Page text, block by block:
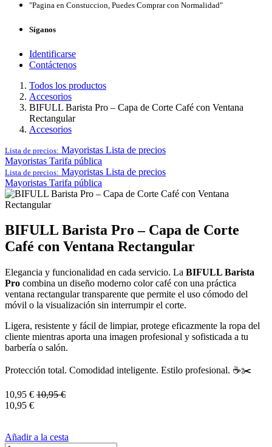
"Pagina en Constuccion, Puedes Comprar con Normalidad"
Síganos
Identificarse
Contáctenos
Todos los productos
Accesorios
BIFULL Barista Pro – Capa de Corte Café con Ventana
Rectangular
Accesorios
Lista de precios: Mayoristas Lista de precios
Mayoristas Tarifa pública
Lista de precios: Mayoristas Lista de precios
Mayoristas Tarifa pública
BIFULL Barista Pro – Capa de Corte
Café con Ventana Rectangular
Elegancia y funcionalidad en cada servicio. La BIFULL Barista
Pro combina un diseño moderno color café con una práctica
ventana rectangular transparente que permite el uso cómodo del
móvil o la visualización sin interrumpir el corte.
Ligera, resistente y fácil de limpiar, protege eficazmente la ropa del
cliente mientras aporta una imagen profesional y sofisticada a tu
barbería o salón.
Protección total. Comodidad inteligente. Estilo profesional. ☕✂️
10,95 € 10,95€
10,95 €
Añadir a la cesta